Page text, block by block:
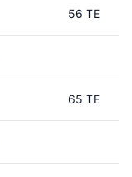
56 TE
65 TE